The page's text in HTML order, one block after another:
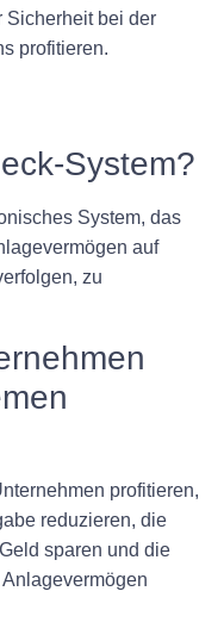
Sicherheit bei der
profitieren.
System?
System, das
auf
zu
profitieren,
reduzieren, die
sparen und die